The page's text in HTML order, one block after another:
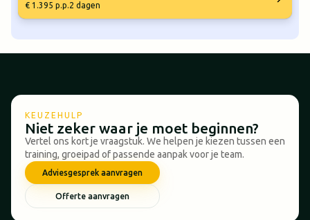
€ 1.395 p.p.2 dagen
KEUZEHULP
Niet zeker waar je moet beginnen?
Vertel ons kort je vraagstuk. We helpen je kiezen tussen een
training, groeipad of passende aanpak voor je team.
Adviesgesprek aanvragen
Offerte aanvragen